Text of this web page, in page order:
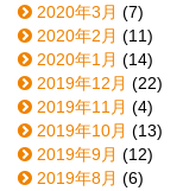
2020年3月 (7)
2020年2月 (11)
2020年1月 (14)
2019年12月 (22)
2019年11月 (4)
2019年10月 (13)
2019年9月 (12)
2019年8月 (6)